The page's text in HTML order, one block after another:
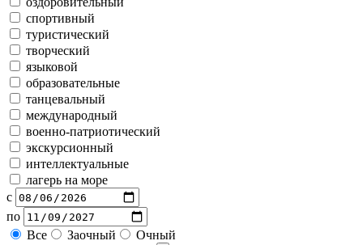
спортивный
туристический
творческий
языковой
образовательные
танцевальный
международный
военно-патриотический
экскурсионный
интеллектуальные
лагерь на море
с
по
Все
Заочный Очный